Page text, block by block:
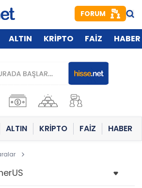
FORUM
ALTIN KRİPTO FAİZ HABER
ALTIN KRİPTO FAİZ HABER